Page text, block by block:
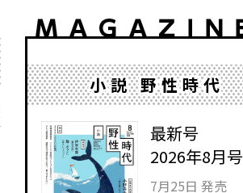
小説 野性時代
最新号
2026年8月号
7月25日 発売